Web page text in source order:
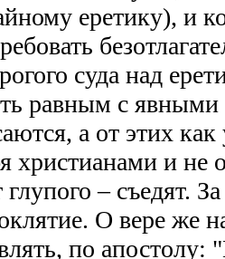
еретику), и
суда над
равным с явными
а от этих
христианами и не
глупого – съедят.
О вере же
по